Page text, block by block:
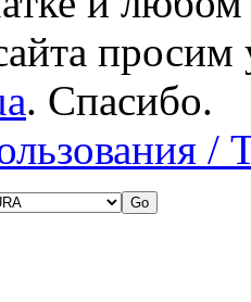
просим
. Спасибо.
/